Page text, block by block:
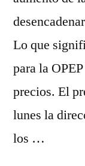
Lo que
para la
precios. El
lunes la
los …